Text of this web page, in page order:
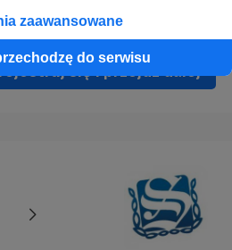
zaawansowane
do serwisu
się i przejdź dalej